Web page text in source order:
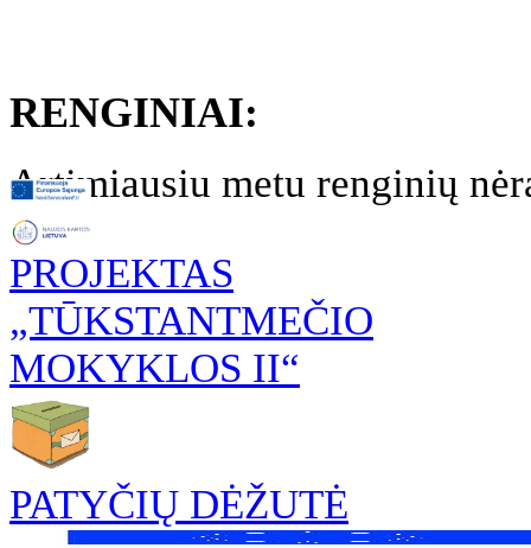
RENGINIAI:
Artimiausiu metu renginių
PROJEKTAS
„TŪKSTANTMEČIO
MOKYKLOS II“
PATYČIŲ DĖŽUTĖ